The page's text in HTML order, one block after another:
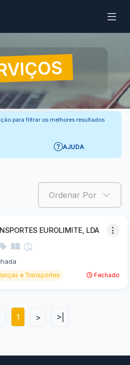
para filtrar os melhores resultados
AJUDA
Ordenar Por
EUROLIMITE, LDA
e Transportes Fechado
1 > >|